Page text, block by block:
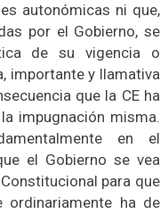
autonómicas ni que,
por el Gobierno, se
de su vigencia o
importante y llamativa
que la CE ha
impugnación misma.
en el
el Gobierno se vea
para que
ha de